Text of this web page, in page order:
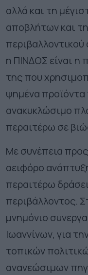
αλλά και τη
αποβλήτων και
η ΠΙΝΔΟΣ είναι η
της που
ψημένα προϊόντα
ανακυκλώσιμο
περαιτέρω σε
Με συνέπεια
αειφόρο
περαιτέρω
περιβάλλοντος.
μνημόνιο
Ιωαννίνων, για
τοπικών
ανανεώσιμων